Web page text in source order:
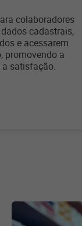
colaboradores
cadastrais,
e acessarem
promovendo a
satisfação.